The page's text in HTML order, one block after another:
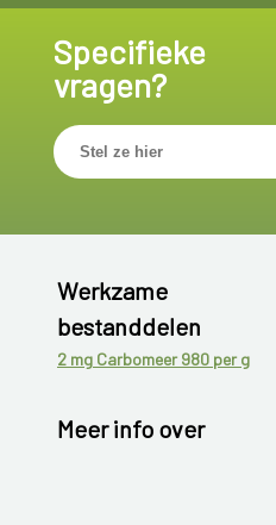
Specifieke
vragen?
Werkzame
bestanddelen
2 mg Carbomeer 980 per g
Meer info over